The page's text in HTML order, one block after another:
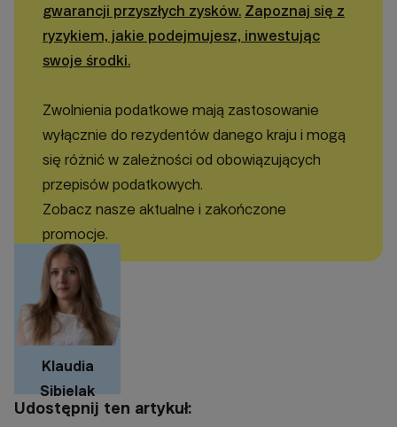
gwarancji przyszłych zysków. Zapoznaj się z
ryzykiem, jakie podejmujesz, inwestując
swoje środki.
Zwolnienia podatkowe mają zastosowanie
wyłącznie do rezydentów danego kraju i mogą
się różnić w zależności od obowiązujących
przepisów podatkowych.
Zobacz nasze aktualne i zakończone
promocje.
Klaudia
Sibielak
Udostępnij ten artykuł: